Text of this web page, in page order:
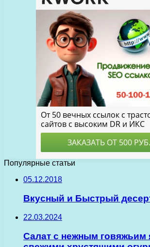
Популярные статьи
05.12.2018
Вкусный и Быстрый
22.03.2024
Салат с нежным говяжьим